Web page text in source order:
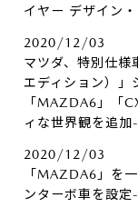
イヤー デザイン
2020/12/03
マツダ、特別仕
エディション）」
「MAZDA6」「
ィな世界観を追加-
2020/12/03
「MAZDA6」を
ンターボ車を設定-